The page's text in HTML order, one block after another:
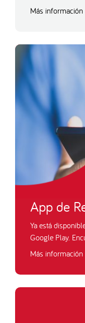
Más información
App de
Ya está
Google Play.
Más información